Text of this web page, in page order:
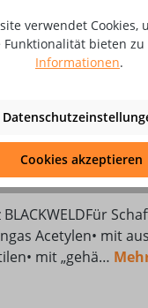
8002461
Acetylen• mit
mit „gehä…
verwendet Cookies,
Funktionalität bieten zu
Informationen.
Cookies akzeptieren